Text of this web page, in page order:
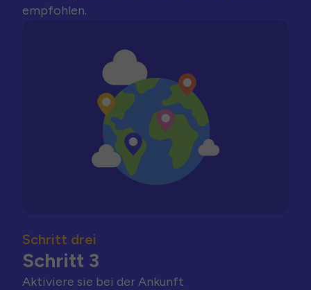
empfohlen.
Schritt drei
Schritt 3
Aktiviere sie bei der Ankunft